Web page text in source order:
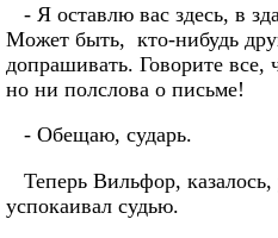
- Я оставлю вас здесь, в
Может быть, кто-нибудь
допрашивать. Говорите
но ни полслова о письме!
- Обещаю, сударь.
Теперь Вильфор,
успокаивал судью.